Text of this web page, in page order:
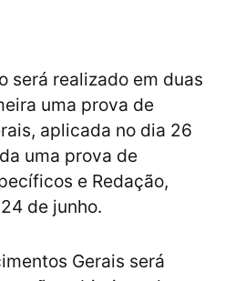
será realizado em duas
uma prova de
aplicada no dia 26
uma prova de
e Redação,
de junho.
Gerais será